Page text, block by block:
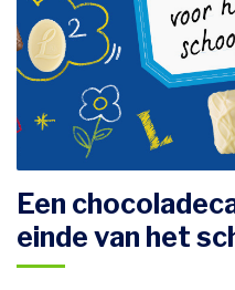
Een
einde van het